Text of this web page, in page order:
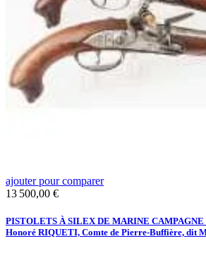
ajouter pour comparer
Prix
13 500,00 €
PISTOLETS À SILEX DE MARINE CAMPAGNE
Honoré RIQUETI, Comte de Pierre-Buffière, dit